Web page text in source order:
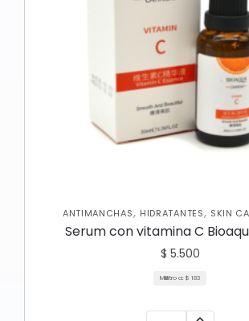
ANTIMANCHAS, HIDRATANTES, SKIN
Serum con vitamina C
$ 5.500
Mililitro a: $ 183